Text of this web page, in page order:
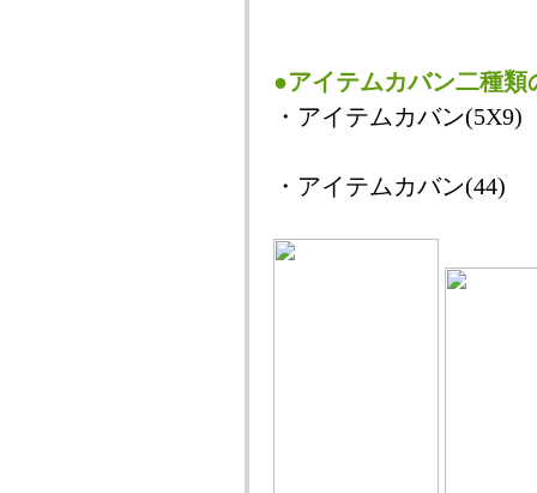
●アイテムカバン二種類
・アイテムカバン
・アイテムカバン